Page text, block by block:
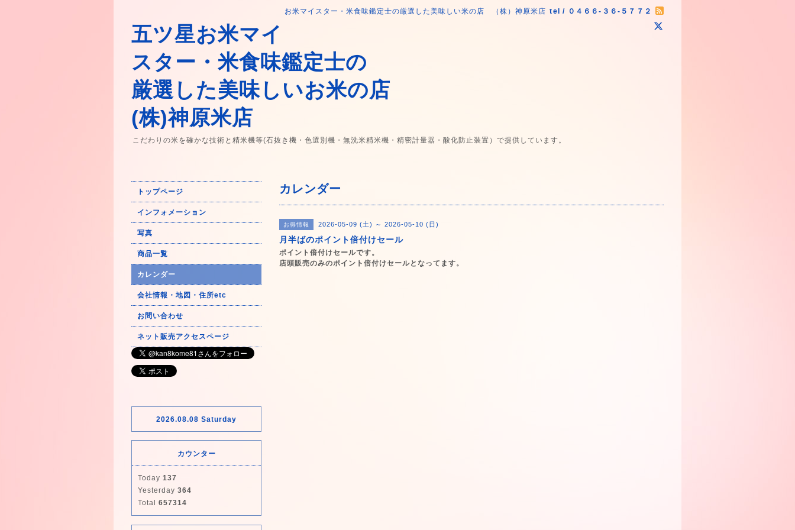
お米マイスター・米食味鑑定士の厳選した美味しい米の店 （株）神原米店 tel / ０４６６-３６-５７７２
五ツ星お米マイ
スター・米食味鑑定士の
厳選した美味しいお米の店
(株)神原米店
こだわりの米を確かな技術と精米機等(石抜き機・色選別機・無洗米精米機・精密計量器・酸化防止装置）で提供しています。
カレンダー
お得情報 2026-05-09 (土) ～ 2026-05-10 (日)
月半ばのポイント倍付けセール
ポイント倍付けセールです。
店頭販売のみのポイント倍付けセールとなってます。
トップページ
インフォメーション
写真
商品一覧
カレンダー
会社情報・地図・住所etc
お問い合わせ
ネット販売アクセスページ
2026.08.08 Saturday
カウンター
Today 137
Yesterday 364
Total 657314